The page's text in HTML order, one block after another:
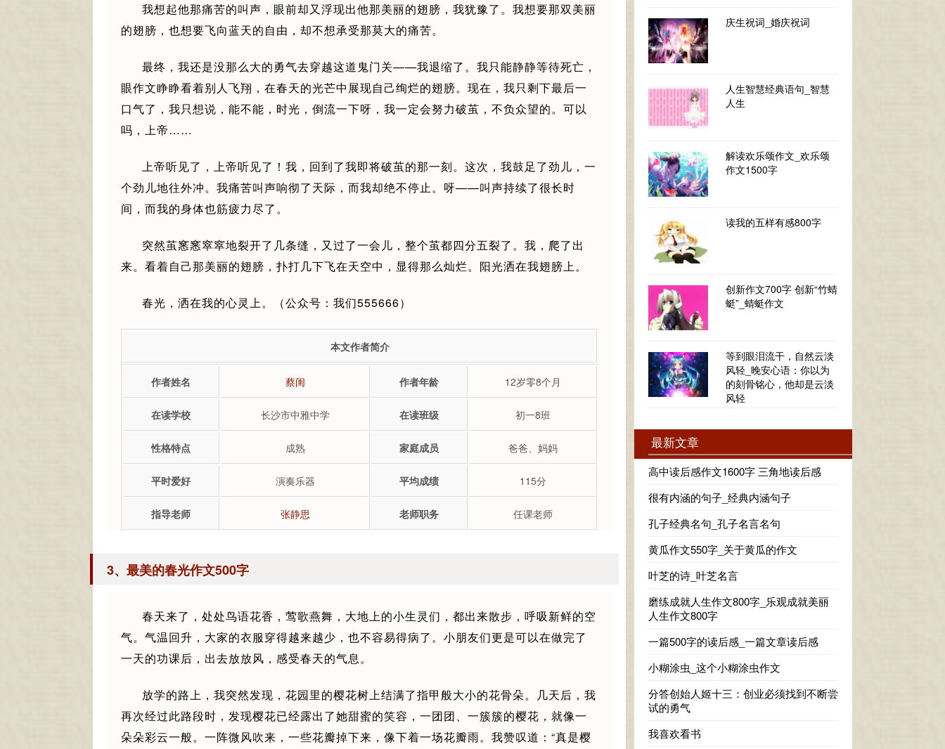
我想起他那痛苦的叫声，眼前却又浮现出他那美丽的翅膀，我犹豫了。我想要那双美丽
的翅膀，也想要飞向蓝天的自由，却不想承受那莫大的痛苦。
最终，我还是没那么大的勇气去穿越这道鬼门关——我退缩了。我只能静静等待死亡，
眼作文睁睁看着别人飞翔，在春天的光芒中展现自己绚烂的翅膀。现在，我只剩下最后一
口气了，我只想说，能不能，时光，倒流一下呀，我一定会努力破茧，不负众望的。可以
吗，上帝……
上帝听见了，上帝听见了！我，回到了我即将破茧的那一刻。这次，我鼓足了劲儿，一
个劲儿地往外冲。我痛苦叫声响彻了天际，而我却绝不停止。呀——叫声持续了很长时
间，而我的身体也筋疲力尽了。
突然茧窸窸窣窣地裂开了几条缝，又过了一会儿，整个茧都四分五裂了。我，爬了出
来。看着自己那美丽的翅膀，扑打几下飞在天空中，显得那么灿烂。阳光洒在我翅膀上。
春光，洒在我的心灵上。（公众号：我们555666）
本文作者简介
作者姓名 蔡闺 作者年龄 12岁零8个月
在读学校 长沙市中雅中学 在读班级 初一8班
性格特点 成熟 家庭成员 爸爸、妈妈
平时爱好 演奏乐器 平均成绩 115分
指导老师 张静思 老师职务 任课老师
3、最美的春光作文500字
春天来了，处处鸟语花香，莺歌燕舞，大地上的小生灵们，都出来散步，呼吸新鲜的空
气。气温回升，大家的衣服穿得越来越少，也不容易得病了。小朋友们更是可以在做完了
一天的功课后，出去放放风，感受春天的气息。
放学的路上，我突然发现，花园里的樱花树上结满了指甲般大小的花骨朵。几天后，我
再次经过此路段时，发现樱花已经露出了她甜蜜的笑容，一团团、一簇簇的樱花，就像一
朵朵彩云一般。一阵微风吹来，一些花瓣掉下来，像下着一场花瓣雨。我赞叹道：“真是樱
庆生祝词_婚庆祝词
人生智慧经典语句_智慧
人生
解读欢乐颂作文_欢乐颂
作文1500字
读我的五样有感800字
创新作文700字 创新“竹蜻
蜓”_蜻蜓作文
等到眼泪流干，自然云淡
风轻_晚安心语：你以为
的刻骨铭心，他却是云淡
风轻
最新文章
高中读后感作文1600字 三角地读后感
很有内涵的句子_经典内涵句子
孔子经典名句_孔子名言名句
黄瓜作文550字_关于黄瓜的作文
叶芝的诗_叶芝名言
磨练成就人生作文800字_乐观成就美丽
人生作文800字
一篇500字的读后感_一篇文章读后感
小糊涂虫_这个小糊涂虫作文
分答创始人姬十三：创业必须找到不断尝
试的勇气
我喜欢看书